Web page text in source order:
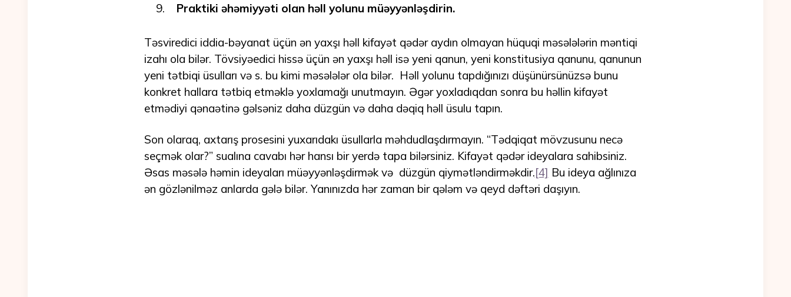
Praktiki əhəmiyyəti olan həll yolunu müəyyənləşdirin.
Təsviredici iddia-bəyanat üçün ən yaxşı həll kifayət qədər aydın olmayan hüquqi məsələlərin məntiqi
izahı ola bilər. Tövsiyəedici hissə üçün ən yaxşı həll isə yeni qanun, yeni konstitusiya qanunu, qanunun
yeni tətbiqi üsulları və s. bu kimi məsələlər ola bilər. Həll yolunu tapdığınızı düşünürsünüzsə bunu
konkret hallara tətbiq etməklə yoxlamağı unutmayın. Əgər yoxladıqdan sonra bu həllin kifayət
etmədiyi qənaətinə gəlsəniz daha düzgün və daha dəqiq həll üsulu tapın.
Son olaraq, axtarış prosesini yuxarıdakı üsullarla məhdudlaşdırmayın. “Tədqiqat mövzusunu necə
seçmək olar?” sualına cavabı hər hansı bir yerdə tapa bilərsiniz. Kifayət qədər ideyalara sahibsiniz.
Əsas məsələ həmin ideyaları müəyyənləşdirmək və düzgün qiymətləndirməkdir.[4] Bu ideya ağlınıza
ən gözlənilməz anlarda gələ bilər. Yanınızda hər zaman bir qələm və qeyd dəftəri daşıyın.